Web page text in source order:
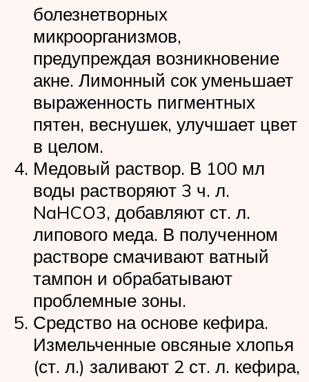
болезнетворных
микроорганизмов,
предупреждая возникновение
акне. Лимонный сок уменьшает
выраженность пигментных
пятен, веснушек, улучшает цвет
в целом.
Медовый раствор. В 100 мл
воды растворяют 3 ч. л.
NaHCO3, добавляют ст. л.
липового меда. В полученном
растворе смачивают ватный
тампон и обрабатывают
проблемные зоны.
Средство на основе кефира.
Измельченные овсяные хлопья
(ст. л.) заливают 2 ст. л. кефира,